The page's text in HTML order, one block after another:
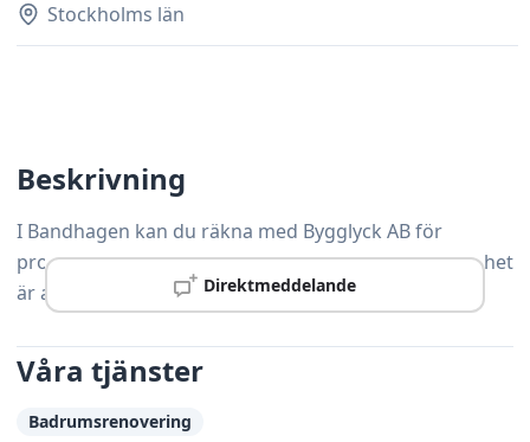
Stockholms län
Direktmeddelande
Beskrivning
I Bandhagen kan du räkna med Bygglyck AB för
professionell snickeriservice – kvalitet och kundnöjdhet
är alltid prioritet.
Våra tjänster
Badrumsrenovering